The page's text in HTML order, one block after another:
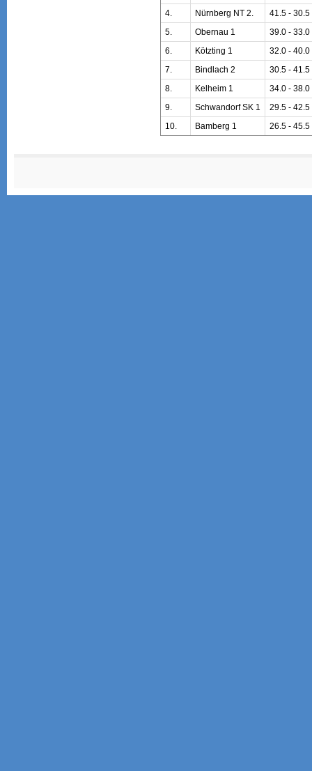
4.
Nürnberg NT 2.
41.5 - 30.5
5.
Obernau 1
39.0 - 33.0
6.
Kötzting 1
32.0 - 40.0
7.
Bindlach 2
30.5 - 41.5
8.
Kelheim 1
34.0 - 38.0
9.
Schwandorf SK 1
29.5 - 42.5
10.
Bamberg 1 26.5 - 45.5